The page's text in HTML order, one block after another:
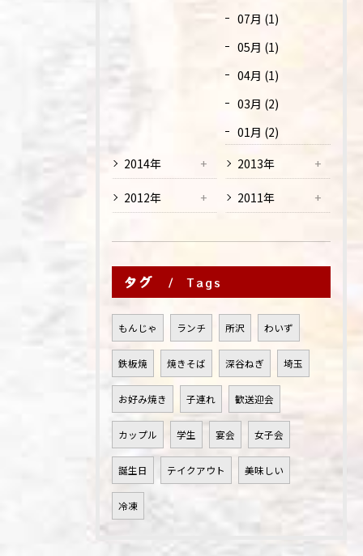
07月 (1)
05月 (1)
04月 (1)
03月 (2)
01月 (2)
2014年
2013年
2012年 2011年
タグ Tags
もんじゃ ランチ 所沢 わいず
鉄板焼 焼きそば 深谷ねぎ 埼玉
お好み焼き 子連れ 歓送迎会
カップル 学生 宴会 女子会
誕生日 テイクアウト 美味しい
冷凍